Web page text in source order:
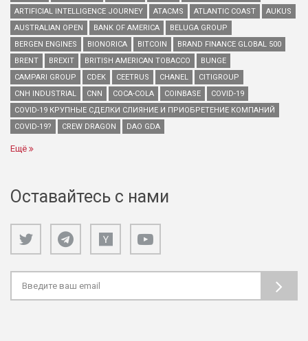
ARTIFICIAL INTELLIGENCE JOURNEY
ATACMS ATLANTIC COAST
AUKUS
AUSTRALIAN OPEN
BANK OF AMERICA
BELUGA GROUP
BERGEN ENGINES
BIONORICA BITCOIN
BRAND FINANCE GLOBAL 500
BRENT
BREXIT BRITISH AMERICAN TOBACCO
BUNGE
CAMPARI GROUP
CDEK CEETRUS CHANEL
CITIGROUP
CNH INDUSTRIAL
CNN COCA-COLA COINBASE
COVID-19
COVID-19 КРУПНЫЕ СДЕЛКИ СЛИЯНИЕ И ПРИОБРЕТЕНИЕ КОМПАНИЙ
COVID-19?
CREW DRAGON DAO GDA
Ещё
Оставайтесь с нами